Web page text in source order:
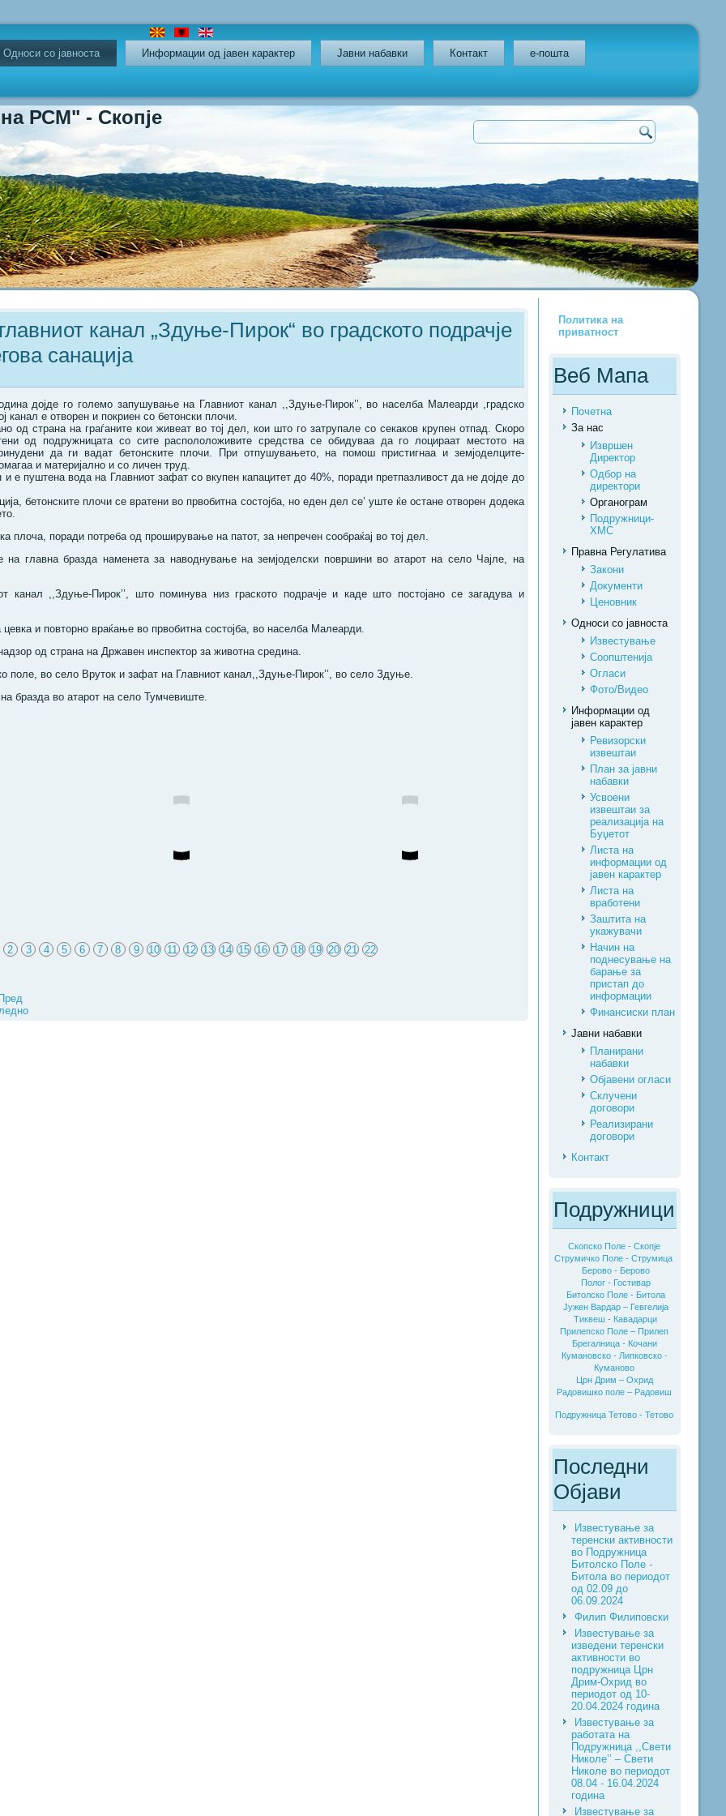
Oдноси со јавноста Информации од јавен карактер Јавни набавки Контакт e-пошта
- Скопје
канал „Здуње-Пирок“ во градското подрачје
санација
дојде го големо запушување на Главниот канал ,,Здуње-Пирок’’, во населба Малеарди ,градско
канал е отворен и покриен со бетонски плочи.
од страна на граѓаните кои живеат во тој дел, кои што го затрупале со секаков крупен отпад. Скоро
од подружницата со сите распололоживите средства се обидуваа да го лоцираат местото на
да ги вадат бетонските плочи. При отпушувањето, на помош пристигнаа и земјоделците-
и материјално и со личен труд.
е пуштена вода на Главниот зафат со вкупен капацитет до 40%, поради претпазливост да не дојде до
бетонските плочи се вратени во првобитна состојба, но еден дел се’ уште ќе остане отворен додека
плоча, поради потреба од проширување на патот, за непречен сообраќај во тој дел.
главна бразда наменета за наводнување на земјоделски површини во атарот на село Чајле, на
канал ,,Здуње-Пирок’’, што поминува низ граското подрачје и каде што постојано се загадува и
и повторно враќање во првобитна состојба, во населба Малеарди.
од страна на Државен инспектор за животна средина.
во село Вруток и зафат на Главниот канал,,Здуње-Пирок’’, во село Здуње.
бразда во атарот на село Тумчевиште.
2 3 4 5 6 7 8 9 10 11 12 13 14 15 16 17 18 19 20 21 22
Политика на
приватност
Веб Мапа
Почетна
За нас
Извршен
Директор
Одбор на
директори
Органограм
Подружници-
ХМС
Правна Регулатива
Закони
Документи
Ценовник
Односи со јавноста
Известување
Соопштенија
Огласи
Фото/Видео
Информации од
јавен карактер
Ревизорски
извештаи
План за јавни
набавки
Усвоени
извештаи за
реализација на
Буџетот
Листа на
информации од
јавен карактер
Листа на
вработени
Заштита на
укажувачи
Начин на
поднесување на
барање за
пристап до
информации
Финансиски план
Јавни набавки
Планирани
набавки
Објавени огласи
Склучени
договори
Реализирани
договори
Контакт
Подружници
Скопско Поле - Скопје
Струмичко Поле - Струмица
Берово - Берово
Полог - Гостивар
Битолско Поле - Битола
Јужен Вардар – Гевгелија
Тиквеш - Кавадарци
Прилепско Поле – Прилеп
Брегалница - Кочани
Кумановско - Липковско -
Куманово
Црн Дрим – Охрид
Радовишко поле – Радовиш
Подружница Тетово - Тетово
Последни
Објави
Известување за
теренски активности
во Подружница
Битолско Поле -
Битола во периодот
од 02.09 до
06.09.2024
Филип Филиповски
Известување за
изведени теренски
активности во
подружница Црн
Дрим-Охрид во
периодот од 10-
20.04.2024 година
Известување за
работата на
Подружница ,,Свети
Николе’’ – Свети
Николе во периодот
08.04 - 16.04.2024
година
Известување за